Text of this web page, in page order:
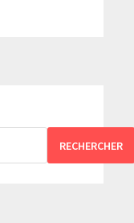
RECHERCHER